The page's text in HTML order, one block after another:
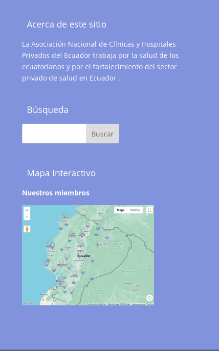
Acerca de este sitio
La Asociación Nacional de Clínicas y Hospitales
Privados del Ecuador trabaja por la salud de los
ecuatorianos y por el fortalecimiento del sector
privado de salud en Ecuador .
Búsqueda
Mapa Interactivo
Nuestros miembros